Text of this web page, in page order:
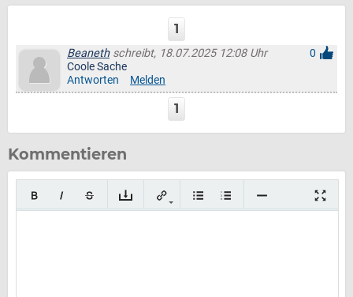
1
Beanethschreibt, 18.07.2025 12:08 Uhr
0
Coole Sache
Antworten
Melden
1
Kommentieren